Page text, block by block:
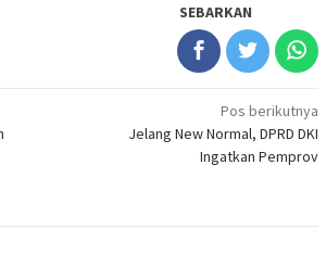
SEBARKAN
Pos berikutnya
Jelang New Normal, DPRD DKI
Ingatkan Pemprov